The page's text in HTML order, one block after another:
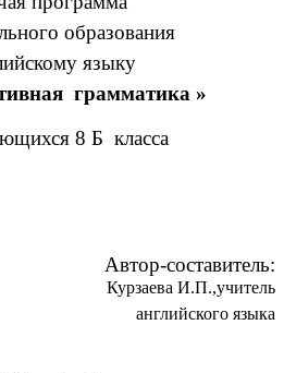
образования
языку
грамматика »
8 Б класса
Автор-составитель:
Курзаева И.П.,учитель
английского языка